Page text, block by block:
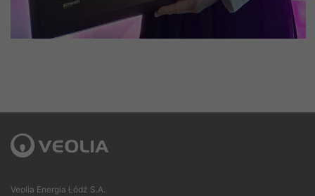
Veolia Energia Łódź S.A.